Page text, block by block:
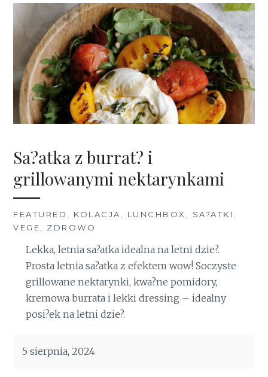
Sa?atka z burrat? i
grillowanymi nektarynkami
FEATURED KOLACJA LUNCHBOX SA?ATKI
VEGE
ZDROWO
Lekka, letnia sa?atka idealna na letni dzie?.
Prosta letnia sa?atka z efektem wow! Soczyste
grillowane nektarynki, kwa?ne pomidory,
kremowa burrata i lekki dressing – idealny
posi?ek na letni dzie?.
5 sierpnia, 2024